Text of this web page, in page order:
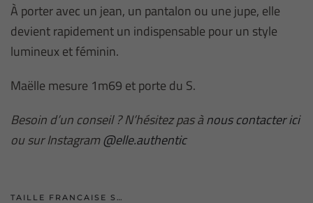
À porter avec un jean, un pantalon ou une jupe, elle
devient rapidement un indispensable pour un style
lumineux et féminin.
Maëlle mesure 1m69 et porte du S.
Besoin d’un conseil ? N’hésitez pas ànous contacter ici
ou sur Instagram@elle.authentic
TAILLE FRANCAISE S…